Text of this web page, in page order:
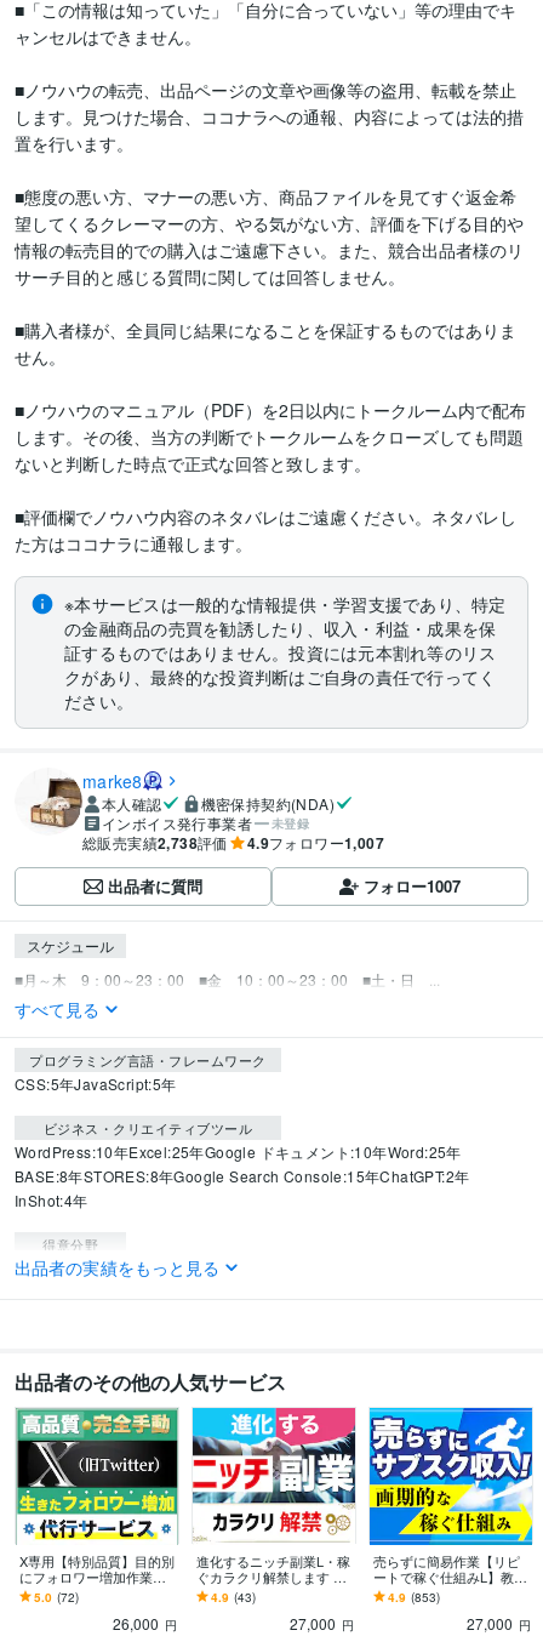
■「この情報は知っていた」「自分に合っていない」等の理由でキ
ャンセルはできません。
■ノウハウの転売、出品ページの文章や画像等の盗用、転載を禁止
します。見つけた場合、ココナラへの通報、内容によっては法的措
置を行います。
■態度の悪い方、マナーの悪い方、商品ファイルを見てすぐ返金希
望してくるクレーマーの方、やる気がない方、評価を下げる目的や
情報の転売目的での購入はご遠慮下さい。また、競合出品者様のリ
サーチ目的と感じる質問に関しては回答しません。
■購入者様が、全員同じ結果になることを保証するものではありま
せん。
■ノウハウのマニュアル（PDF）を2日以内にトークルーム内で配布
します。その後、当方の判断でトークルームをクローズしても問題
ないと判断した時点で正式な回答と致します。
■評価欄でノウハウ内容のネタバレはご遠慮ください。ネタバレし
た方はココナラに通報します。
※本サービスは一般的な情報提供・学習支援であり、特定
の金融商品の売買を勧誘したり、収入・利益・成果を保
証するものではありません。投資には元本割れ等のリス
クがあり、最終的な投資判断はご自身の責任で行ってく
ださい。
marke8
本人確認
機密保持契約(NDA)
インボイス発行事業者
未登録
総販売実績2,738評価 4.9フォロワー1,007
出品者に質問 フォロー1007
スケジュール
■月～木　9：00～23：00　■金　10：00～23：00　■土・日　...
すべて見る
プログラミング言語・フレームワーク
CSS:5年JavaScript:5年
ビジネス・クリエイティブツール
WordPress:10年Excel:25年Google ドキュメント:10年Word:25年
BASE:8年STORES:8年Google Search Console:15年ChatGPT:2年
InShot:4年
得意分野
ビジネス代行・事務代行 商品販売、見込み客収集、商品開発など
出品者の実績をもっと見る
出品者のその他の人気サービス
X専用【特別品質】目的別
にフォロワー増加作業し
ます 【大好評】30日間で
400～1000フォロワー増加
5.0 (72)
26,000 円
進化するニッチ副業L・稼
ぐカラクリ解禁します ■■
【8月限定｜大特価対象】
35,000円→27,000円
4.9 (43)
27,000 円
売らずに簡易作業【リピ
ートで稼ぐ仕組みL】教え
ます ■■【8月限定｜大特
価対象】35,000円→27,00
4.9 (853)
27,000 円